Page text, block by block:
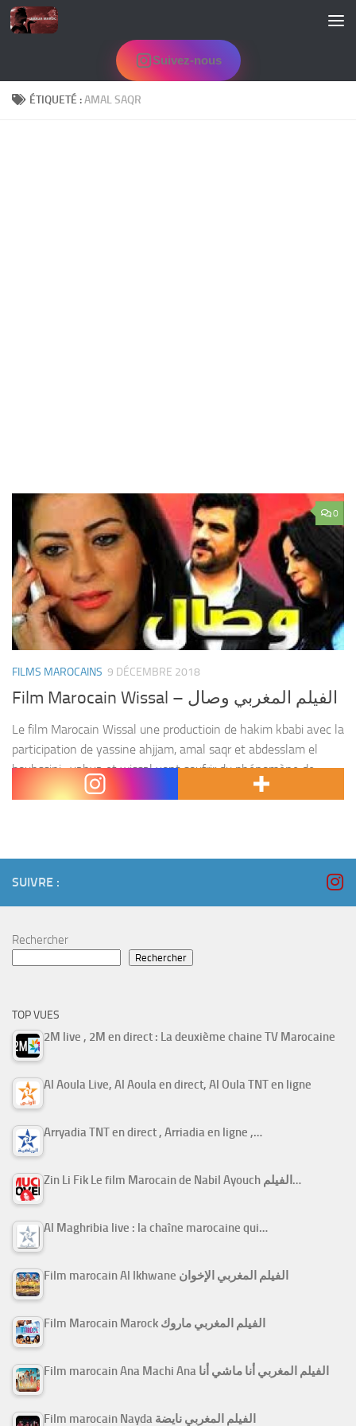
Skip to content
Suivez-nous
ÉTIQUETÉ :AMAL SAQR
0
FILMS MAROCAINS 9 DÉCEMBRE 2018
Film Marocain Wissal – الفيلم المغربي وصال
Le film Marocain Wissal une productioin de hakim kbabi avec la
participation de yassine ahjjam, amal saqr et abdesslam el
bouhssini . yahya et wissal vont soufrir du phénomène de
l’harcèlement sexuel au Maroc.
SUIVRE :
Rechercher
Rechercher
TOP VUES
2M live , 2M en direct : La deuxième chaine TV Marocaine
Al Aoula Live, Al Aoula en direct, Al Oula TNT en ligne
Arryadia TNT en direct , Arriadia en ligne ,…
Zin Li Fik Le film Marocain de Nabil Ayouch الفيلم…
Al Maghribia live : la chaîne marocaine qui…
Film marocain Al Ikhwane الفيلم المغربي الإخوان
Film Marocain Marock الفيلم المغربي ماروك
Film marocain Ana Machi Ana الفيلم المغربي أنا ماشي أنا
Film marocain Nayda الفيلم المغربي نايضة